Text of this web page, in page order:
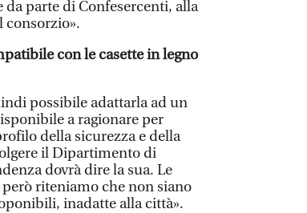
da parte di Confesercenti, alla
con le casette in legno
possibile adattarla ad un
a ragionare per
della sicurezza e della
il Dipartimento di
dovrà dire la sua. Le
riteniamo che non siano
inadatte alla città».